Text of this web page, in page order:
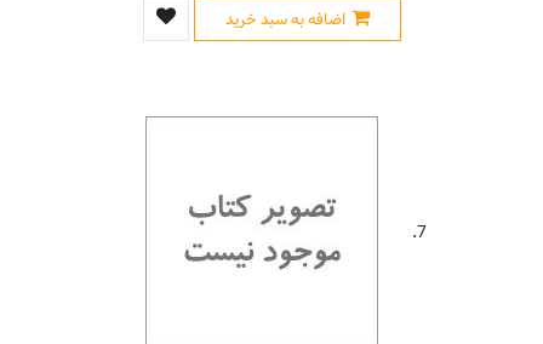
اضافه به سبد خرید
7.